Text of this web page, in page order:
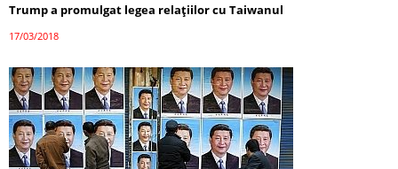
Trump a promulgat legea relațiilor cu Taiwanul
17/03/2018